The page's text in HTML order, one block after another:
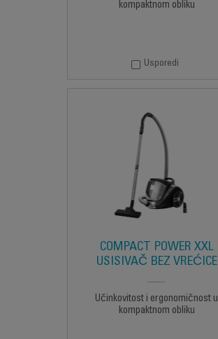
kompaktnom obliku
Usporedi
COMPACT POWER XXL
USISIVAČ BEZ VREĆICE
Učinkovitost i ergonomičnost u
kompaktnom obliku